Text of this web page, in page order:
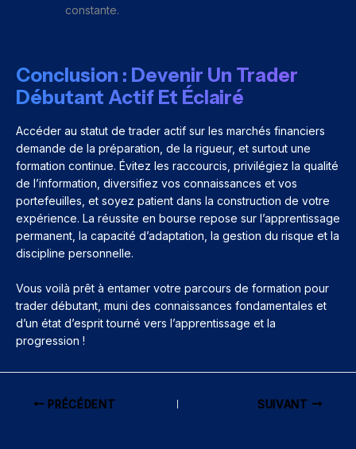
constante.
Conclusion : Devenir Un Trader
Débutant Actif Et Éclairé
Accéder au statut de trader actif sur les marchés financiers
demande de la préparation, de la rigueur, et surtout une
formation continue. Évitez les raccourcis, privilégiez la qualité
de l’information, diversifiez vos connaissances et vos
portefeuilles, et soyez patient dans la construction de votre
expérience. La réussite en bourse repose sur l’apprentissage
permanent, la capacité d’adaptation, la gestion du risque et la
discipline personnelle.
Vous voilà prêt à entamer votre parcours de formation pour
trader débutant, muni des connaissances fondamentales et
d’un état d’esprit tourné vers l’apprentissage et la
progression !
PRÉCÉDENT SUIVANT